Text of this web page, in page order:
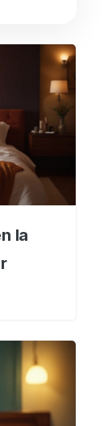
la